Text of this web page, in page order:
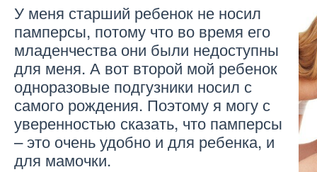
У меня старший ребенок не носил
памперсы, потому что во время его
младенчества они были недоступны
для меня. А вот второй мой ребенок
одноразовые подгузники носил с
самого рождения. Поэтому я могу с
уверенностью сказать, что памперсы
– это очень удобно и для ребенка, и
для мамочки.